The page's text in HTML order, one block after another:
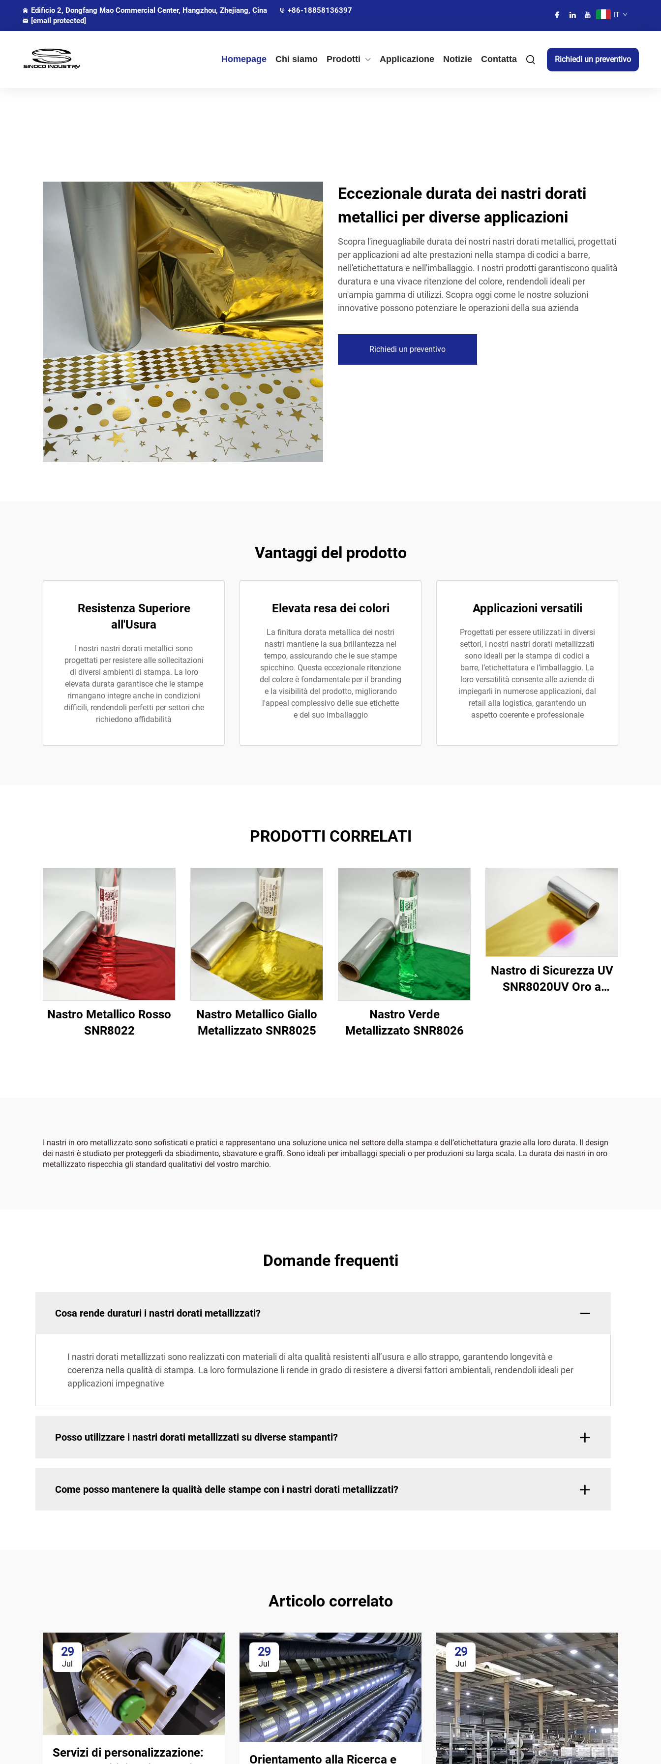
Edificio 2, Dongfang Mao Commercial Center, Hangzhou, Zhejiang, Cina
+86-18858136397
[email protected]
IT
Homepage Chi siamo Prodotti Applicazione Notizie Contatta Richiedi un preventivo
Eccezionale durata dei nastri dorati
metallici per diverse applicazioni
Scopra l'ineguagliabile durata dei nostri nastri dorati metallici, progettati
per applicazioni ad alte prestazioni nella stampa di codici a barre,
nell'etichettatura e nell'imballaggio. I nostri prodotti garantiscono qualità
duratura e una vivace ritenzione del colore, rendendoli ideali per
un'ampia gamma di utilizzi. Scopra oggi come le nostre soluzioni
innovative possono potenziare le operazioni della sua azienda
Richiedi un preventivo
Vantaggi del prodotto
Resistenza Superiore
all'Usura
I nostri nastri dorati metallici sono
progettati per resistere alle sollecitazioni
di diversi ambienti di stampa. La loro
elevata durata garantisce che le stampe
rimangano integre anche in condizioni
difficili, rendendoli perfetti per settori che
richiedono affidabilità
Elevata resa dei colori
La finitura dorata metallica dei nostri
nastri mantiene la sua brillantezza nel
tempo, assicurando che le sue stampe
spicchino. Questa eccezionale ritenzione
del colore è fondamentale per il branding
e la visibilità del prodotto, migliorando
l'appeal complessivo delle sue etichette
e del suo imballaggio
Applicazioni versatili
Progettati per essere utilizzati in diversi
settori, i nostri nastri dorati metallizzati
sono ideali per la stampa di codici a
barre, l’etichettatura e l’imballaggio. La
loro versatilità consente alle aziende di
impiegarli in numerose applicazioni, dal
retail alla logistica, garantendo un
aspetto coerente e professionale
PRODOTTI CORRELATI
Nastro Metallico Rosso
SNR8022
Nastro Metallico Giallo
Metallizzato SNR8025
Nastro Verde
Metallizzato SNR8026
Nastro di Sicurezza UV
SNR8020UV Oro a
I nastri in oro metallizzato sono sofisticati e pratici e rappresentano una soluzione unica nel settore della stampa e dell’etichettatura grazie alla loro durata. Il design
dei nastri è studiato per proteggerli da sbiadimento, sbavature e graffi. Sono ideali per imballaggi speciali o per produzioni su larga scala. La durata dei nastri in oro
metallizzato rispecchia gli standard qualitativi del vostro marchio.
Domande frequenti
Cosa rende duraturi i nastri dorati metallizzati?
I nastri dorati metallizzati sono realizzati con materiali di alta qualità resistenti all’usura e allo strappo, garantendo longevità e
coerenza nella qualità di stampa. La loro formulazione li rende in grado di resistere a diversi fattori ambientali, rendendoli ideali per
applicazioni impegnative
Posso utilizzare i nastri dorati metallizzati su diverse stampanti?
Come posso mantenere la qualità delle stampe con i nastri dorati metallizzati?
Articolo correlato
29
Jul
Servizi di personalizzazione:
29
Jul
Orientamento alla Ricerca e
29
Jul